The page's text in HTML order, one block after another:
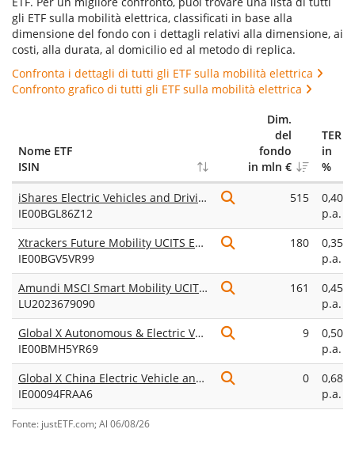
gli ETF sulla mobilità elettrica, classificati in base alla
dimensione del fondo con i dettagli relativi alla dimensione, ai
costi, alla durata, al domicilio ed al metodo di replica.
Confronta i dettagli di tutti gli ETF sulla mobilità elettrica
Confronto grafico di tutti gli ETF sulla mobilità elettrica
Nome ETF
ISIN
Dim.
del
fondo
in mln €
TER
in
%
iShares Electric Vehicles and Driving Technology UCITS ETF USD (Acc)
IE00BGL86Z12
515
0,40%
p.a.
Xtrackers Future Mobility UCITS ETF 1C
IE00BGV5VR99
180
0,35%
p.a.
Amundi MSCI Smart Mobility UCITS ETF Acc
LU2023679090
161
0,45%
p.a.
Global X Autonomous & Electric Vehicles UCITS ETF USD Accumulating
IE00BMH5YR69
9
0,50%
p.a.
Global X China Electric Vehicle and Battery UCITS ETF USD Accumulating
IE00094FRAA6
0
0,68%
p.a.
Fonte: justETF.com; Al 06/08/26